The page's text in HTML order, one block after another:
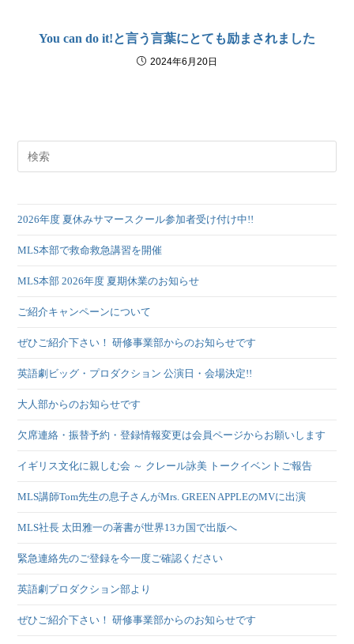
You can do it!と言う言葉にとても励まされました
2024年6月20日
2026年度 夏休みサマースクール参加者受け付け中!!
MLS本部で救命救急講習を開催
MLS本部 2026年度 夏期休業のお知らせ
ご紹介キャンペーンについて
ぜひご紹介下さい！ 研修事業部からのお知らせです
英語劇ビッグ・プロダクション 公演日・会場決定!!
大人部からのお知らせです
欠席連絡・振替予約・登録情報変更は会員ページからお願いします
イギリス文化に親しむ会 ～ クレール詠美 トークイベントご報告
MLS講師Tom先生の息子さんがMrs. GREEN APPLEのMVに出演
MLS社長 太田雅一の著書が世界13カ国で出版へ
緊急連絡先のご登録を今一度ご確認ください
英語劇プロダクション部より
ぜひご紹介下さい！ 研修事業部からのお知らせです